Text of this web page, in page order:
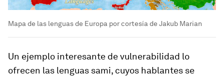
Mapa de las lenguas de Europa por cortesía de Jakub Marian
Un ejemplo interesante de vulnerabilidad lo
ofrecen las lenguas sami, cuyos hablantes se